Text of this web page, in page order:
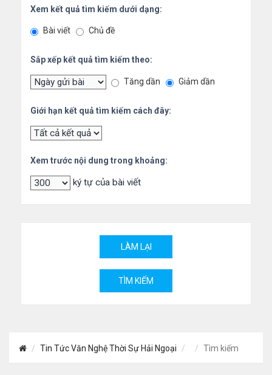
Xem kết quả tìm kiếm dưới dạng:
Bài viết Chủ đề
Sắp xếp kết quả tìm kiếm theo:
Tăng dần Giảm dần
Giới hạn kết quả tìm kiếm cách đây:
Xem trước nội dung trong khoảng:
ký tự của bài viết
Tin Tức Văn Nghệ Thời Sự Hải Ngoại Tìm kiếm